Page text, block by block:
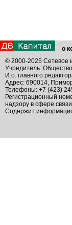
о
© 2000-2025 Сетевое
Учредитель:
И.о. главного
Адрес: 690014,
Телефоны: +7 (423)
Регистрационный
надзору в сфере
Содержит